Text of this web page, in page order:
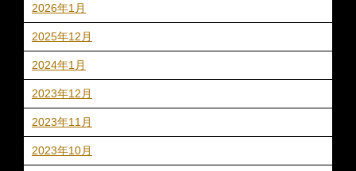
2026年1月
2025年12月
2024年1月
2023年12月
2023年11月
2023年10月